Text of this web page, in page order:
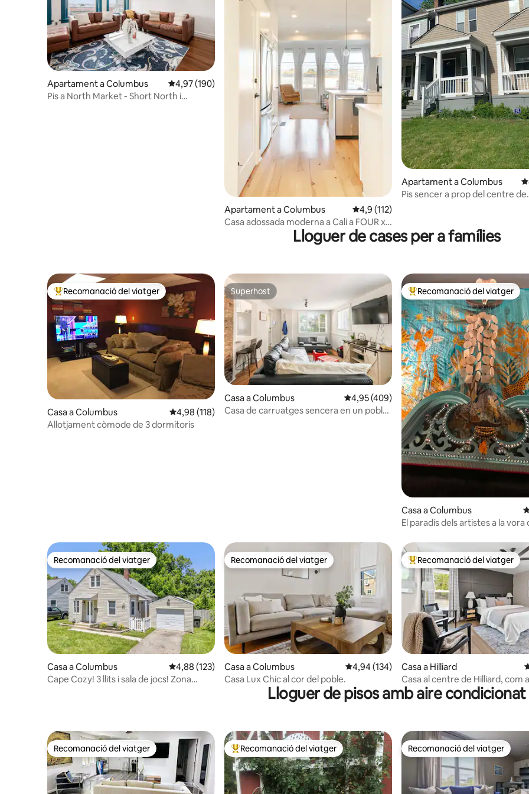
Apartament a Columbus 4,97 de puntuació mitjana d'un total de 5; 190 avaluacions
4,97 (190)
Pis a North Market - Short North i
Apartament a Columbus 4,9 de puntuació mitjana d'un total de 5; 112
4,9 (112)
Casa adossada moderna a Cali a FOUR x
Apartament a Columbus
Pis sencer a prop del centre de
Lloguer de cases per a famílies
Principals recomanacions dels viatgers
Recomanació del viatger
Casa a Columbus 4,98 de puntuació mitjana d'un total de 5; 118 avaluacions
4,98 (118)
Allotjament còmode de 3 dormitoris
Superhost
Superhost
Casa a Columbus 4,95 de puntuació mitjana d'un total de 5; 409
4,95 (409)
Casa de carruatges sencera en un poble
Principals recomanacions dels
Recomanació del viatger
Casa a Columbus
El paradís dels artistes a la vora
Recomanació del viatger
Recomanació del viatger
Casa a Columbus 4,88 de puntuació mitjana d'un total de 5; 123 avaluacions
4,88 (123)
Cape Cozy! 3 llits i sala de jocs! Zona
Recomanació del viatger
Recomanació del viatger
Casa a Columbus 4,94 de puntuació mitjana d'un total de 5; 134
4,94 (134)
Casa Lux Chic al cor del poble.
Principals recomanacions dels
Recomanació del viatger
Casa a Hilliard
Casa al centre de Hilliard, com a
Capacitat per a 6 persones
Lloguer de pisos amb aire condicionat
Recomanació del viatger
Recomanació del viatger Principals recomanacions dels viatgers
Recomanació del viatger Recomanació del viatger
Recomanació del viatger